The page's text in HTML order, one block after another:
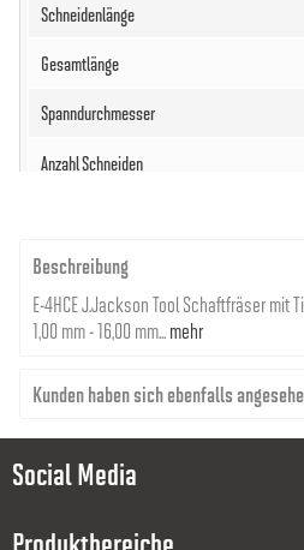
Beschreibung
E-4HCE J.Jackson Tool Schaftfräser mit
1,00 mm - 16,00 mm...mehr
Kunden haben sich ebenfalls
Social Media